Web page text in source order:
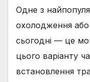
Одне з
охолодження або
сьогодні — це
цього варіанту
встановлення